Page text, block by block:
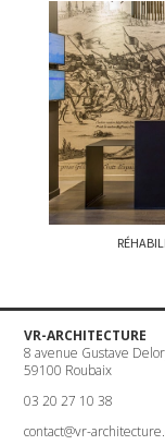
VR-ARCHITECTURE
8 avenue Gustave
59100 Roubaix
03 20 27 10 38
contact@vr-